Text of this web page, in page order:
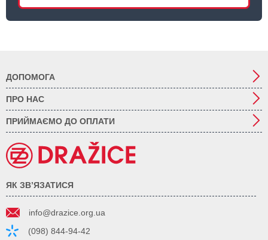
ДОПОМОГА
ПРО НАС
ПРИЙМАЄМО ДО ОПЛАТИ
ЯК ЗВ’ЯЗАТИСЯ
info@drazice.org.ua
(098) 844-94-42